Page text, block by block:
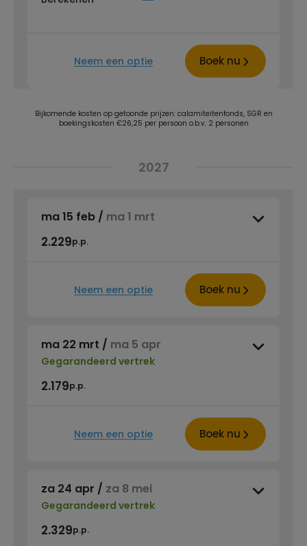
Neem een optie Boek nu
Bijkomende kosten op getoonde prijzen: calamiteitenfonds, SGR en
boekingskosten €26,25 per persoon o.b.v. 2 personen
2027
ma 15 feb / ma 1 mrt
2.229p.p.
Neem een optie Boek nu
ma 22 mrt / ma 5 apr
Gegarandeerd vertrek
2.179p.p.
Neem een optie Boek nu
za 24 apr / za 8 mei
Gegarandeerd vertrek
2.329p.p.